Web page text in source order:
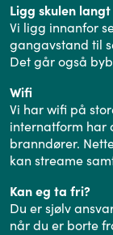
Ligg skulen
Vi ligg innanfor
gangavstand til
Det går også
Wifi
Vi har wifi på
internatform har
branndører.
kan streame
Kan eg ta fri?
Du er sjølv
når du er borte